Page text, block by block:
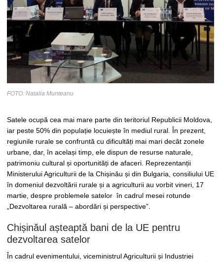
FOTO: Natalia Munteanu
Satele ocupă cea mai mare parte din teritoriul Republicii Moldova,
iar peste 50% din populație locuiește în mediul rural. În prezent,
regiunile rurale se confruntă cu dificultăți mai mari decât zonele
urbane, dar, în același timp, ele dispun de resurse naturale,
patrimoniu cultural și oportunități de afaceri. Reprezentanții
Ministerului Agriculturii de la Chișinău și din Bulgaria, consiliului UE
în domeniul dezvoltării rurale și a agriculturii au vorbit vineri, 17
martie, despre problemele satelor în cadrul mesei rotunde
„Dezvoltarea rurală – abordări și perspective”.
Chișinăul așteaptă bani de la UE pentru
dezvoltarea satelor
În cadrul evenimentului, viceministrul Agriculturii și Industriei